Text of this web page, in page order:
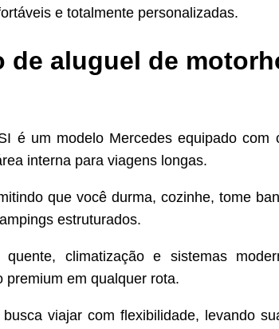
e totalmente personalizadas.
de aluguel de
é um modelo Mercedes equipado com
interna para viagens longas.
que você durma, cozinhe, tome
estruturados.
climatização e sistemas
premium em qualquer rota.
viajar com flexibilidade, levando